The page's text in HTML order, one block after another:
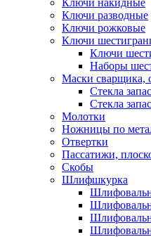
Ключи накидные
Ключи разводные
Ключи рожковые
Ключи
Ключи
Наборы
Маски сварщика,
Стекла
Стекла
Молотки
Ножницы по
Отвертки
Пассатижи,
Скобы
Шлифшкурка